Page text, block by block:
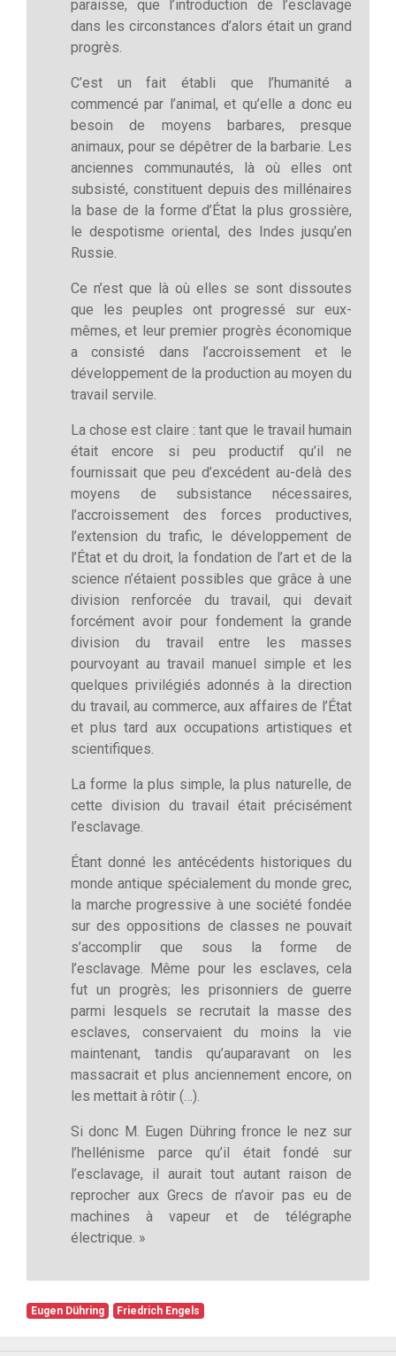
paraisse, que l’introduction de l’esclavage
dans les circonstances d’alors était un grand
progrès.
C’est un fait établi que l’humanité a
commencé par l’animal, et qu’elle a donc eu
besoin de moyens barbares, presque
animaux, pour se dépêtrer de la barbarie. Les
anciennes communautés, là où elles ont
subsisté, constituent depuis des millénaires
la base de la forme d’État la plus grossière,
le despotisme oriental, des Indes jusqu’en
Russie.
Ce n’est que là où elles se sont dissoutes
que les peuples ont progressé sur eux-
mêmes, et leur premier progrès économique
a consisté dans l’accroissement et le
développement de la production au moyen du
travail servile.
La chose est claire : tant que le travail humain
était encore si peu productif qu’il ne
fournissait que peu d’excédent au-delà des
moyens de subsistance nécessaires,
l’accroissement des forces productives,
l’extension du trafic, le développement de
l’État et du droit, la fondation de l’art et de la
science n’étaient possibles que grâce à une
division renforcée du travail, qui devait
forcément avoir pour fondement la grande
division du travail entre les masses
pourvoyant au travail manuel simple et les
quelques privilégiés adonnés à la direction
du travail, au commerce, aux affaires de l’État
et plus tard aux occupations artistiques et
scientifiques.
La forme la plus simple, la plus naturelle, de
cette division du travail était précisément
l’esclavage.
Étant donné les antécédents historiques du
monde antique spécialement du monde grec,
la marche progressive à une société fondée
sur des oppositions de classes ne pouvait
s’accomplir que sous la forme de
l’esclavage. Même pour les esclaves, cela
fut un progrès; les prisonniers de guerre
parmi lesquels se recrutait la masse des
esclaves, conservaient du moins la vie
maintenant, tandis qu’auparavant on les
massacrait et plus anciennement encore, on
les mettait à rôtir (…).
Si donc M. Eugen Dühring fronce le nez sur
l’hellénisme parce qu’il était fondé sur
l’esclavage, il aurait tout autant raison de
reprocher aux Grecs de n’avoir pas eu de
machines à vapeur et de télégraphe
électrique. »
Eugen Dühring Friedrich Engels